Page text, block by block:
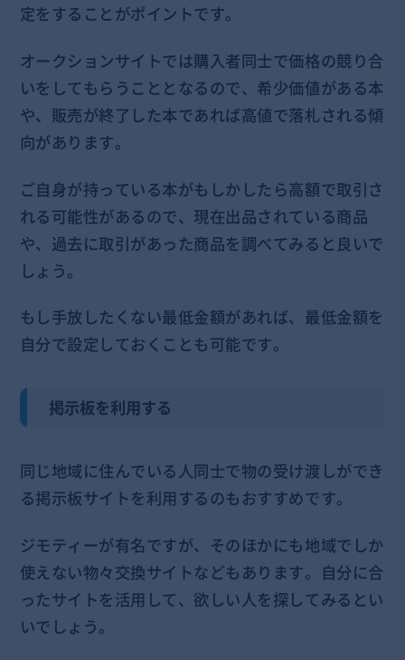
定をすることがポイントです。
オークションサイトでは購入者同士で価格の競り合
いをしてもらうこととなるので、希少価値がある本
や、販売が終了した本であれば高値で落札される傾
向があります。
ご自身が持っている本がもしかしたら高額で取引さ
れる可能性があるので、現在出品されている商品
や、過去に取引があった商品を調べてみると良いで
しょう。
もし手放したくない最低金額があれば、最低金額を
自分で設定しておくことも可能です。
掲示板を利用する
同じ地域に住んでいる人同士で物の受け渡しができ
る掲示板サイトを利用するのもおすすめです。
ジモティーが有名ですが、そのほかにも地域でしか
使えない物々交換サイトなどもあります。自分に合
ったサイトを活用して、欲しい人を探してみるとい
いでしょう。